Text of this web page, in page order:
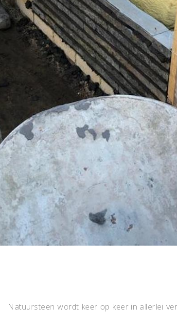
Natuursteen wordt keer op keer in allerlei